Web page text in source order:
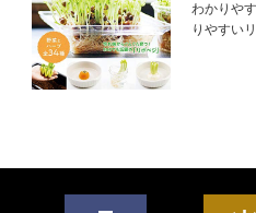
わかりや
りやすい